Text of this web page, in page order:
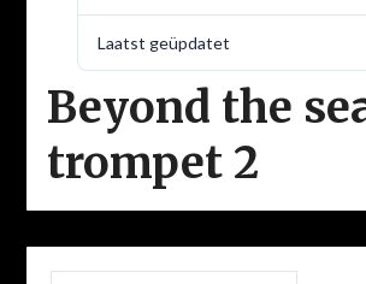
Laatst geüpdatet
Beyond the
trompet 2